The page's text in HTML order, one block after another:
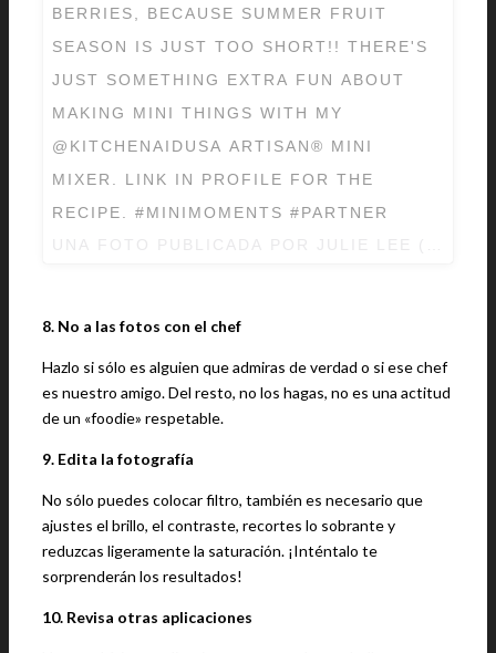
BERRIES, BECAUSE SUMMER FRUIT
SEASON IS JUST TOO SHORT!! THERE'S
JUST SOMETHING EXTRA FUN ABOUT
MAKING MINI THINGS WITH MY
@KITCHENAIDUSA ARTISAN® ​MINI
MIXER. LINK IN PROFILE FOR THE
RECIPE. #MINIMOMENTS #PARTNER
8. No a las fotos con el chef
Hazlo si sólo es alguien que admiras de verdad o si ese chef
es nuestro amigo. Del resto, no los hagas, no es una actitud
de un «foodie» respetable.
9. Edita la fotografía
No sólo puedes colocar filtro, también es necesario que
ajustes el brillo, el contraste, recortes lo sobrante y
reduzcas ligeramente la saturación. ¡Inténtalo te
sorprenderán los resultados!
10. Revisa otras aplicaciones